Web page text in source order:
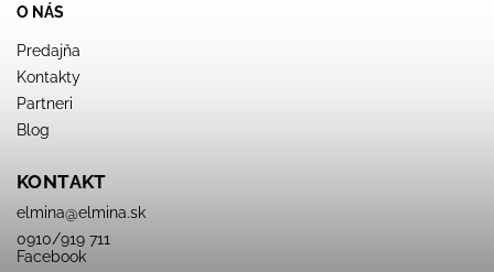
O NÁS
Predajňa
Kontakty
Partneri
Blog
KONTAKT
elmina@elmina.sk
0910/919 711
Facebook